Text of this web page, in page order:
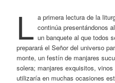
L a primera lectura de la
continúa presentándonos
un banquete al que todos
preparará el Señor del universo
monte, un festín de manjares
solera; manjares exquisitos,
utilizaría en muchas ocasiones